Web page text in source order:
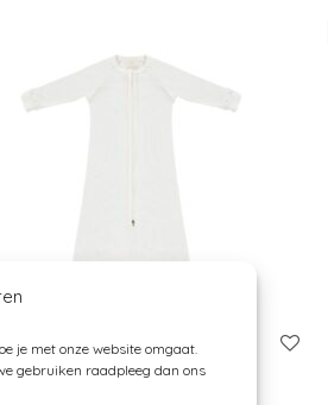
je met onze website omgaat.
gebruiken raadpleeg dan ons
– Slaapzak – Voor elke
– Wit – 100% merinowol